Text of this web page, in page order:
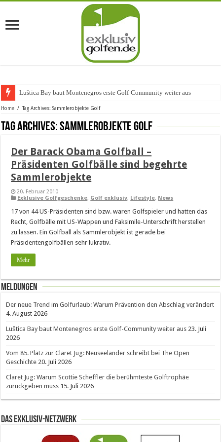
Luštica Bay baut Montenegros erste Golf-Community weiter aus
Home / Tag Archives: Sammlerobjekte Golf
Tag Archives:Sammlerobjekte Golf
Der Barack Obama Golfball –
Präsidenten Golfbälle sind begehrte
Sammlerobjekte
20. Februar 2010
Exklusive Golfgeschenke, Golf exklusiv, Lifestyle, News
17 von 44 US-Präsidenten sind bzw. waren Golfspieler und hatten das
Recht, Golfbälle mit US-Wappen und Faksimile-Unterschrift herstellen
zu lassen. Ein Golfball als Sammlerobjekt ist gerade bei
Präsidentengolfbällen sehr lukrativ.
Mehr
Meldungen
Der neue Trend im Golfurlaub: Warum Prävention den Abschlag verändert
4. August 2026
Luštica Bay baut Montenegros erste Golf-Community weiter aus 23. Juli
2026
Vom 85. Platz zur Claret Jug: Neuseeländer schreibt bei The Open
Geschichte 20. Juli 2026
Claret Jug: Warum Scottie Scheffler die berühmteste Golftrophäe
zurückgeben muss 15. Juli 2026
Das Exklusiv-Netzwerk